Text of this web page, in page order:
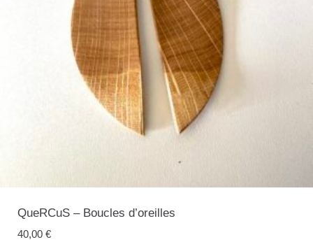
QueRCuS – Boucles d’oreilles
40,00 €